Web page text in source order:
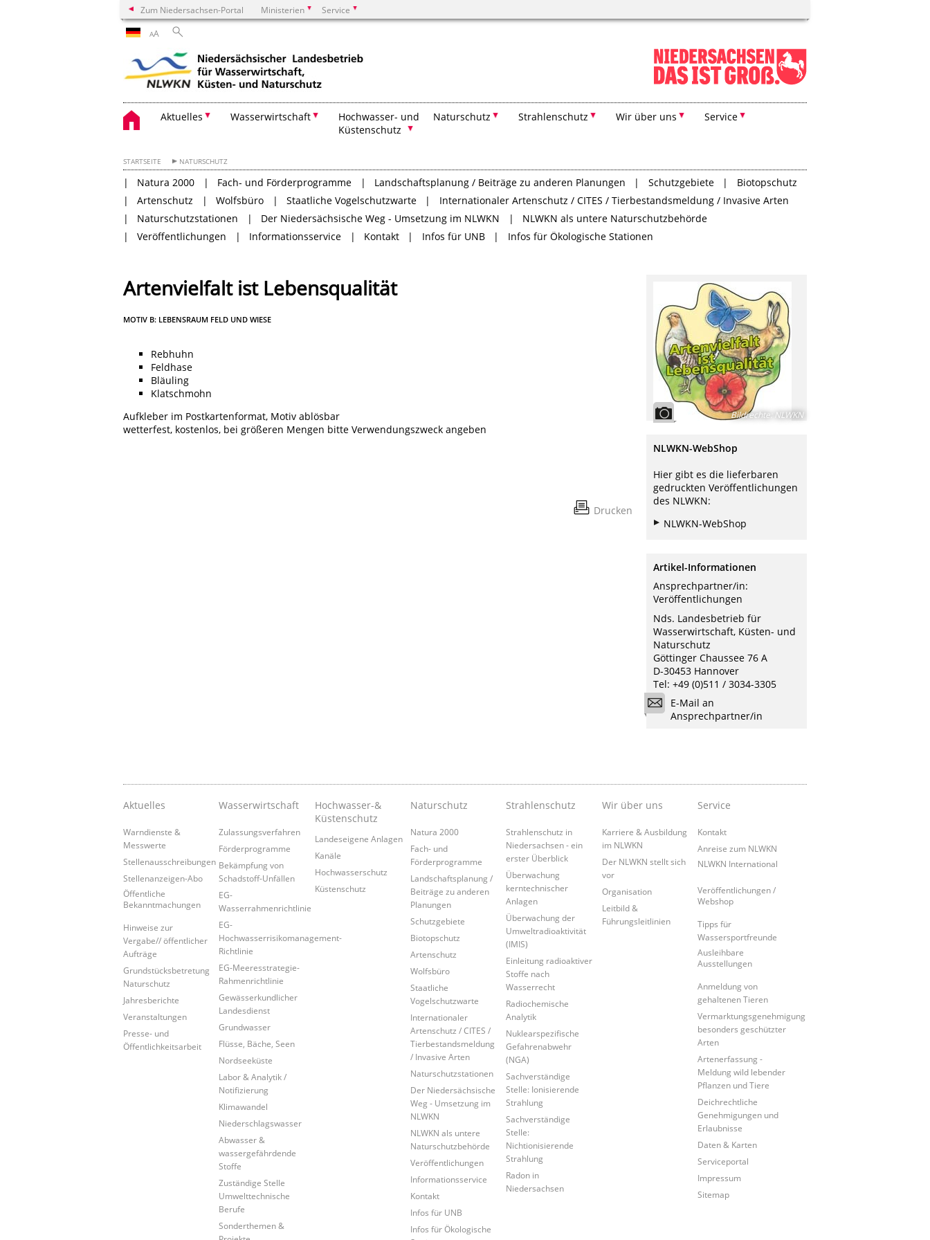
Zum Niedersachsen-Portal Ministerien Service
AA
Aktuelles Wasserwirtschaft
Hochwasser- und
Küstenschutz
Naturschutz Strahlenschutz Wir über uns Service
STARTSEITE NATURSCHUTZ
Natura 2000 Fach- und Förderprogramme Landschaftsplanung / Beiträge zu anderen Planungen Schutzgebiete
Biotopschutz
Artenschutz
Wolfsbüro Staatliche Vogelschutzwarte
Internationaler Artenschutz / CITES / Tierbestandsmeldung / Invasive Arten
Naturschutzstationen
Der Niedersächsische Weg - Umsetzung im NLWKN
NLWKN als untere Naturschutzbehörde
Veröffentlichungen
Informationsservice Kontakt Infos für UNB Infos für Ökologische Stationen
Artenvielfalt ist Lebensqualität
MOTIV B: LEBENSRAUM FELD UND WIESE
Rebhuhn
Feldhase
Bläuling
Klatschmohn
Aufkleber im Postkartenformat, Motiv ablösbar
wetterfest, kostenlos, bei größeren Mengen bitte Verwendungszweck angeben
Drucken
Bildrechte: NLWKN
NLWKN-WebShop
Hier gibt es die lieferbaren
gedruckten Veröffentlichungen
des NLWKN:
NLWKN-WebShop
Artikel-Informationen
Ansprechpartner/in:
Veröffentlichungen
Nds. Landesbetrieb für
Wasserwirtschaft, Küsten- und
Naturschutz
Göttinger Chaussee 76 A
D-30453 Hannover
Tel: +49 (0)511 / 3034-3305
E-Mail an
Ansprechpartner/in
Aktuelles
Warndienste &
Messwerte
Stellenausschreibungen
Stellenanzeigen-Abo
Öffentliche
Bekanntmachungen
Hinweise zur
Vergabe// öffentlicher
Aufträge
Grundstücksbetretung
Naturschutz
Jahresberichte
Veranstaltungen
Presse- und
Öffentlichkeitsarbeit
Wasserwirtschaft
Zulassungsverfahren
Förderprogramme
Bekämpfung von
Schadstoff-Unfällen
EG-
Wasserrahmenrichtlinie
EG-
Hochwasserrisikomanagement-
Richtlinie
EG-Meeresstrategie-
Rahmenrichtlinie
Gewässerkundlicher
Landesdienst
Grundwasser
Flüsse, Bäche, Seen
Nordseeküste
Labor & Analytik /
Notifizierung
Klimawandel
Niederschlagswasser
Abwasser &
wassergefährdende
Stoffe
Zuständige Stelle
Umwelttechnische
Berufe
Sonderthemen &
Hochwasser-&
Küstenschutz
Landeseigene Anlagen
Kanäle
Hochwasserschutz
Küstenschutz
Naturschutz
Natura 2000
Fach- und
Förderprogramme
Landschaftsplanung /
Beiträge zu anderen
Planungen
Schutzgebiete
Biotopschutz
Artenschutz
Wolfsbüro
Staatliche
Vogelschutzwarte
Internationaler
Artenschutz / CITES /
Tierbestandsmeldung
/ Invasive Arten
Naturschutzstationen
Der Niedersächsische
Weg - Umsetzung im
NLWKN
NLWKN als untere
Naturschutzbehörde
Veröffentlichungen
Informationsservice
Kontakt
Infos für UNB
Infos für Ökologische
Strahlenschutz
Strahlenschutz in
Niedersachsen - ein
erster Überblick
Überwachung
kerntechnischer
Anlagen
Überwachung der
Umweltradioaktivität
(IMIS)
Einleitung radioaktiver
Stoffe nach
Wasserrecht
Radiochemische
Analytik
Nuklearspezifische
Gefahrenabwehr
(NGA)
Sachverständige
Stelle: Ionisierende
Strahlung
Sachverständige
Stelle:
Nichtionisierende
Strahlung
Radon in
Niedersachsen
Wir über uns
Karriere & Ausbildung
im NLWKN
Der NLWKN stellt sich
vor
Organisation
Leitbild &
Führungsleitlinien
Service
Kontakt
Anreise zum NLWKN
NLWKN International
Veröffentlichungen /
Webshop
Tipps für
Wassersportfreunde
Ausleihbare
Ausstellungen
Anmeldung von
gehaltenen Tieren
Vermarktungsgenehmigung
besonders geschützter
Arten
Artenerfassung -
Meldung wild lebender
Pflanzen und Tiere
Deichrechtliche
Genehmigungen und
Erlaubnisse
Daten & Karten
Serviceportal
Impressum
Sitemap